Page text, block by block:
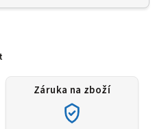
Záruka na zboží